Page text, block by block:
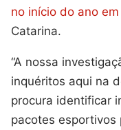
no início do ano
Catarina.
“A nossa
inquéritos aqui na
procura identificar
pacotes esportivos